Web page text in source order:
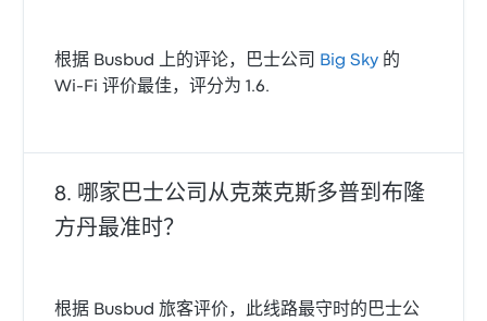
根据 Busbud 上的评论，巴士公司 Big Sky 的
Wi‑Fi 评价最佳，评分为 1.6.
哪家巴士公司从克萊克斯多普到布隆
方丹最准时？
根据 Busbud 旅客评价，此线路最守时的巴士公